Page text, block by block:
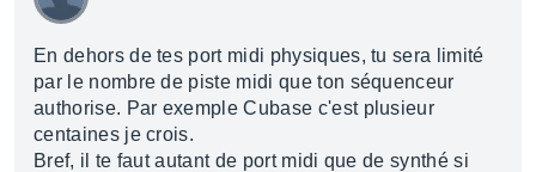
En dehors de tes port midi physiques, tu sera limité
par le nombre de piste midi que ton séquenceur
authorise. Par exemple Cubase c'est plusieur
centaines je crois.
Bref, il te faut autant de port midi que de synthé si